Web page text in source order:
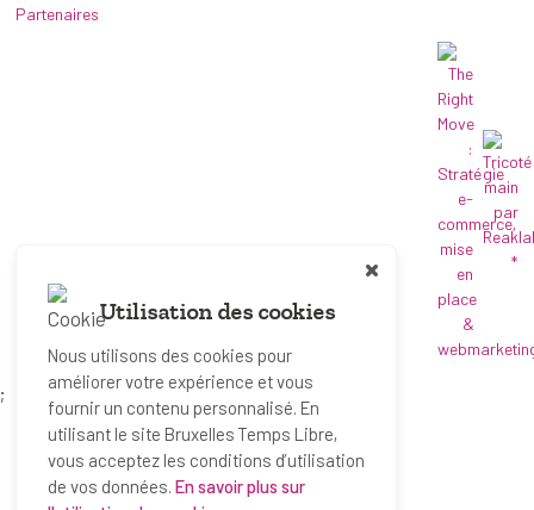
Partenaires
*
Utilisation des cookies
Nous utilisons des cookies pour
améliorer votre expérience et vous
fournir un contenu personnalisé. En
utilisant le site Bruxelles Temps Libre,
vous acceptez les conditions d’utilisation
de vos données. En savoir plus sur
;